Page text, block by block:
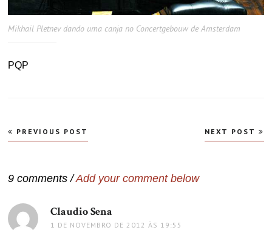
Mikhail Pletnev dando uma canja no Concertgebouw de Amsterdam
PQP
Navegação
de
PREVIOUS POST NEXT POST
9 comments /Add your comment below
Claudio Sena
1 DE NOVEMBRO DE 2012 ÀS 19:55